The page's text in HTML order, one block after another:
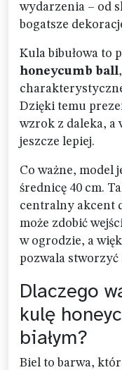
wydarzenia – od
bogatsze
Kula bibułowa to
honeycumb ball
Dzięki temu
wzrok z daleka, a
jeszcze lepiej.
Co ważne, model
średnicę 40 cm.
centralny akcent
może zdobić
w ogrodzie, a
pozwala stworzyć
Dlaczego
kulę
białym?
Biel to barwa,